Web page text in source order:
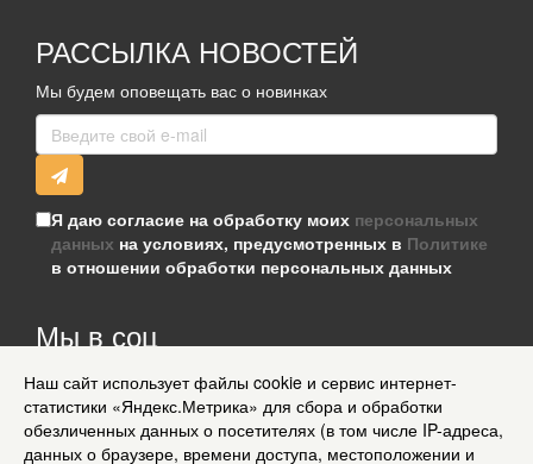
РАССЫЛКА НОВОСТЕЙ
Мы будем оповещать вас о новинках
Я даю согласие на обработку моих персональных
данных на условиях, предусмотренных в Политике
в отношении обработки персональных данных
Мы в соц
Информация для клиентов
Согласие на обработку персональных данных
О нас
Наш сайт использует файлы cookie и сервис интернет-
статистики «Яндекс.Метрика» для сбора и обработки
обезличенных данных о посетителях (в том числе IP-адреса,
данных о браузере, времени доступа, местоположении и